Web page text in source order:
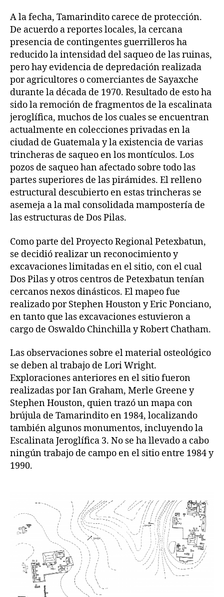
A la fecha, Tamarindito carece de protección.
De acuerdo a reportes locales, la cercana
presencia de contingentes guerrilleros ha
reducido la intensidad del saqueo de las ruinas,
pero hay evidencia de depredación realizada
por agricultores o comerciantes de Sayaxche
durante la década de 1970. Resultado de esto ha
sido la remoción de fragmentos de la escalinata
jeroglífica, muchos de los cuales se encuentran
actualmente en colecciones privadas en la
ciudad de Guatemala y la existencia de varias
trincheras de saqueo en los montículos. Los
pozos de saqueo han afectado sobre todo las
partes superiores de las pirámides. El relleno
estructural descubierto en estas trincheras se
asemeja a la mal consolidada mampostería de
las estructuras de Dos Pilas.
Como parte del Proyecto Regional Petexbatun,
se decidió realizar un reconocimiento y
excavaciones limitadas en el sitio, con el cual
Dos Pilas y otros centros de Petexbatun tenían
cercanos nexos dinásticos. El mapeo fue
realizado por Stephen Houston y Eric Ponciano,
en tanto que las excavaciones estuvieron a
cargo de Oswaldo Chinchilla y Robert Chatham.
Las observaciones sobre el material osteológico
se deben al trabajo de Lori Wright.
Exploraciones anteriores en el sitio fueron
realizadas por Ian Graham, Merle Greene y
Stephen Houston, quien trazó un mapa con
brújula de Tamarindito en 1984, localizando
también algunos monumentos, incluyendo la
Escalinata Jeroglífica 3. No se ha llevado a cabo
ningún trabajo de campo en el sitio entre 1984 y
1990.